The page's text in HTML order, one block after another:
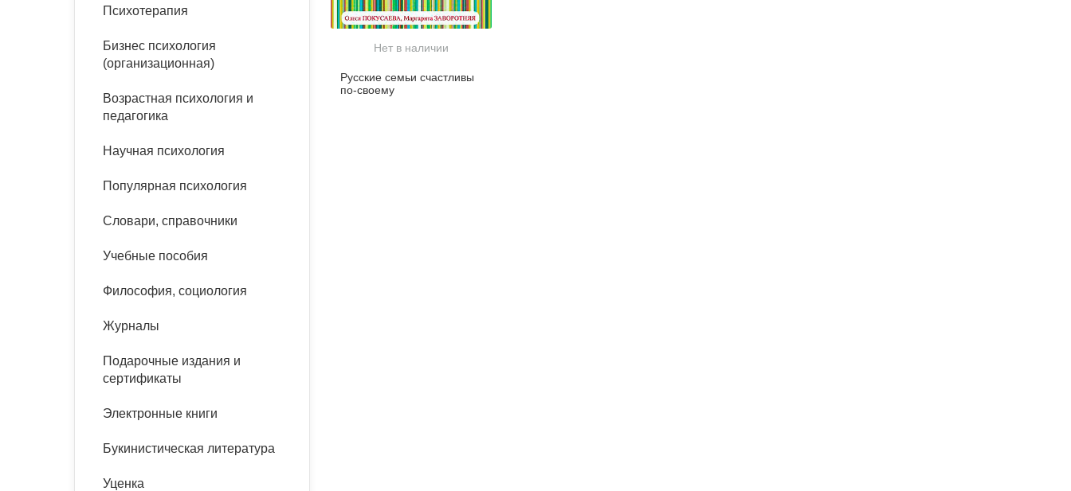
панические атаки
Психодрама
Сказкотерапия
психотерапии
Классический, эриксоновский
эргономика
Социальная психология
Психология развития
организационная психология
психоанализ
Психотерапия
Бизнес психология
(организационная)
Возрастная психология и
педагогика
Научная психология
Популярная психология
Словари, справочники
Учебные пособия
Философия, социология
Журналы
Подарочные издания и
сертификаты
Электронные книги
Букинистическая литература
Уценка
Нет в наличии
Русские семьи счастливы
по-своему